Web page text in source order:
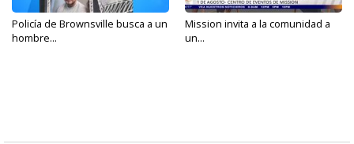
Policía de Brownsville busca a un
hombre...
Mission invita a la comunidad a
un...